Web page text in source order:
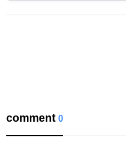
comment0